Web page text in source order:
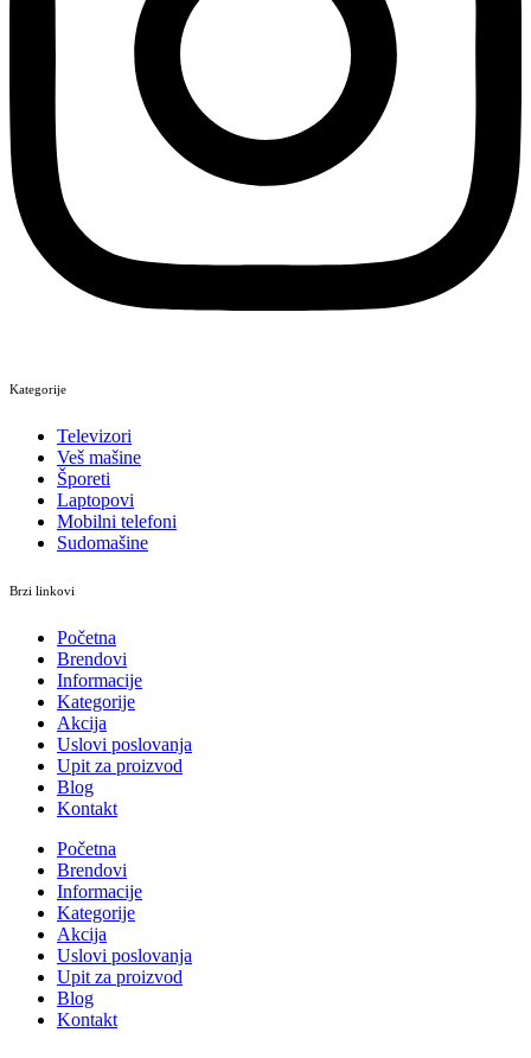
Kategorije
Televizori
Veš mašine
Šporeti
Laptopovi
Mobilni telefoni
Sudomašine
Brzi linkovi
Početna
Brendovi
Informacije
Kategorije
Akcija
Uslovi poslovanja
Upit za proizvod
Blog
Kontakt
Početna
Brendovi
Informacije
Kategorije
Akcija
Uslovi poslovanja
Upit za proizvod
Blog
Kontakt